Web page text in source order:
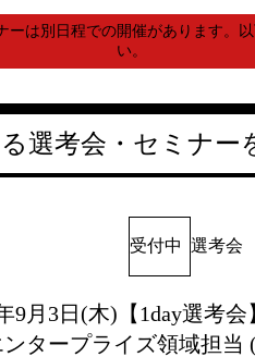
ーは別日程での開催があります。
い。
選考会・セミナー
受付中 選考会
9月3日(木)【1day選考
ンタープライズ領域担当